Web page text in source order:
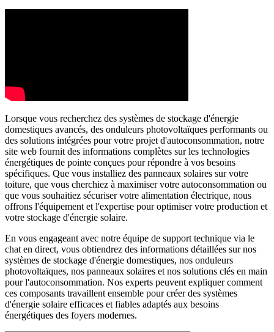
Lorsque vous recherchez des systèmes de stockage d'énergie
domestiques avancés, des onduleurs photovoltaïques performants ou
des solutions intégrées pour votre projet d'autoconsommation, notre
site web fournit des informations complètes sur les technologies
énergétiques de pointe conçues pour répondre à vos besoins
spécifiques. Que vous installiez des panneaux solaires sur votre
toiture, que vous cherchiez à maximiser votre autoconsommation ou
que vous souhaitiez sécuriser votre alimentation électrique, nous
offrons l'équipement et l'expertise pour optimiser votre production et
votre stockage d'énergie solaire.
En vous engageant avec notre équipe de support technique via le
chat en direct, vous obtiendrez des informations détaillées sur nos
systèmes de stockage d'énergie domestiques, nos onduleurs
photovoltaïques, nos panneaux solaires et nos solutions clés en main
pour l'autoconsommation. Nos experts peuvent expliquer comment
ces composants travaillent ensemble pour créer des systèmes
d'énergie solaire efficaces et fiables adaptés aux besoins
énergétiques des foyers modernes.